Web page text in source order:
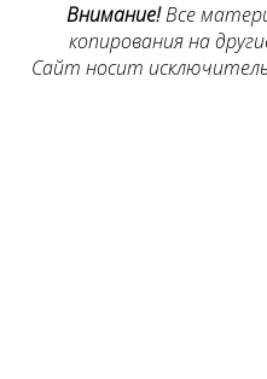
Внимание!Все
копирования на
Сайт носит